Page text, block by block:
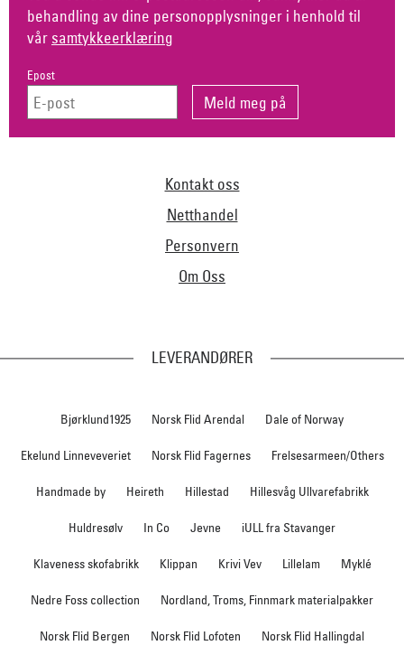
behandling av dine personopplysninger i henhold til
vår samtykkeerklæring
Epost
Kontakt oss
Netthandel
Personvern
Om Oss
LEVERANDØRER
Bjørklund1925 Norsk Flid Arendal Dale of Norway
Ekelund Linneveveriet Norsk Flid Fagernes Frelsesarmeen/Others
Handmade by Heireth Hillestad Hillesvåg Ullvarefabrikk
Huldresølv In Co Jevne iULL fra Stavanger
Klaveness skofabrikk Klippan Krivi Vev Lillelam Myklé
Nedre Foss collection Nordland, Troms, Finnmark materialpakker
Norsk Flid Bergen Norsk Flid Lofoten Norsk Flid Hallingdal